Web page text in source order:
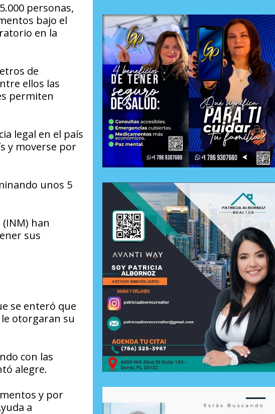
personas,
bajo el
en la
de
ellos las
permiten
legal en el país
y moverse por
unos 5
han
sus
se enteró que
otorgaran su
con las
alegre.
y por
a